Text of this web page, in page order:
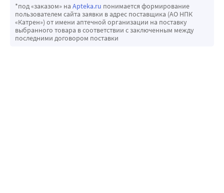
*под «заказом» на Apteka.ru понимается формирование
пользователем сайта заявки в адрес поставщика (АО НПК
«Катрен») от имени аптечной организации на поставку
выбранного товара в соответствии с заключенным между
последними договором поставки